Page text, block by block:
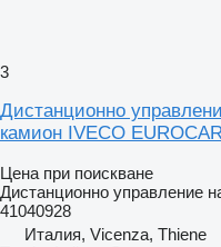
3
Дистанционно
камион IVECO
Цена при поискване
Дистанционно управление
41040928
Италия, Vicenza, Thiene